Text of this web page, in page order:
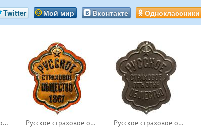
Twitter Мой мир Вконтакте Одноклассники
Русское страховое общество. 1867 Русское страховое общество 1867 Русское страховое отъ огня общество.